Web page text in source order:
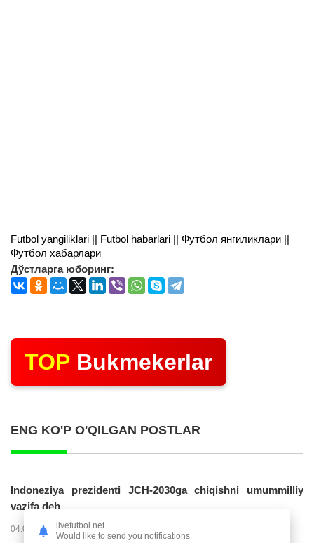
Futbol yangiliklari || Futbol habarlari || Футбол янгиликлари ||
Футбол хабарлари
Дўстларга юборинг:
TOP Bukmekerlar
ENG KO'P O'QILGAN POSTLAR
Indoneziya prezidenti JCH-2030ga chiqishni umummilliy
vazifa deb...
04.08.2026 02:11 14208
livefutbol.net
Would like to send you notifications